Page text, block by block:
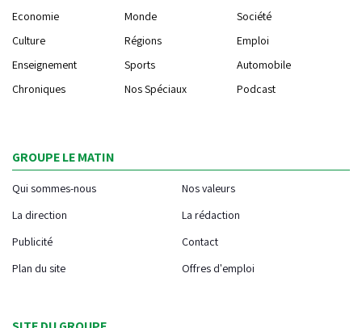
Economie
Monde
Société
Culture
Régions
Emploi
Enseignement
Sports
Automobile
Chroniques
Nos Spéciaux Podcast
GROUPE LE MATIN
Qui sommes-nous
Nos valeurs
La direction
La rédaction
Publicité
Contact
Plan du site
Offres d'emploi